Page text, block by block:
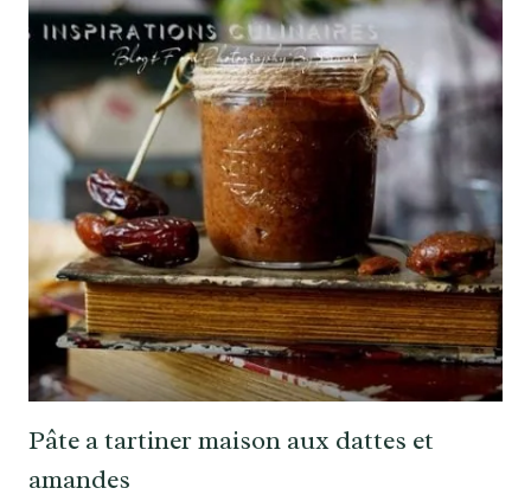
Pâte a tartiner maison aux dattes et
amandes